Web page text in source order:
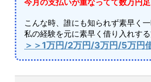
今月の支払いが重なってて数万円足
こんな時、誰にも知られず素早く
私の経験を元に素早く借り入れす
＞＞1万円/2万円/3万円/5万円